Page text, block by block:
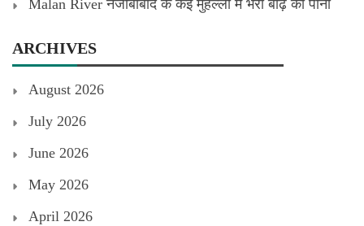
Malan River नजीबाबाद के कई मुहल्लों में भरा बाढ़ का पानी
ARCHIVES
August 2026
July 2026
June 2026
May 2026
April 2026